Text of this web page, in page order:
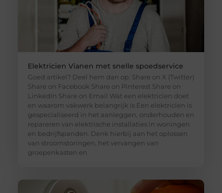
Elektricien Vianen met snelle spoedservice
Goed artikel? Deel hem dan op: Share on X (Twitter)
Share on Facebook Share on Pinterest Share on
LinkedIn Share on Email Wat een elektricien doet
en waarom vakwerk belangrijk is Een elektricien is
gespecialiseerd in het aanleggen, onderhouden en
repareren van elektrische installaties in woningen
en bedrijfspanden. Denk hierbij aan het oplossen
van stroomstoringen, het vervangen van
groepenkasten en